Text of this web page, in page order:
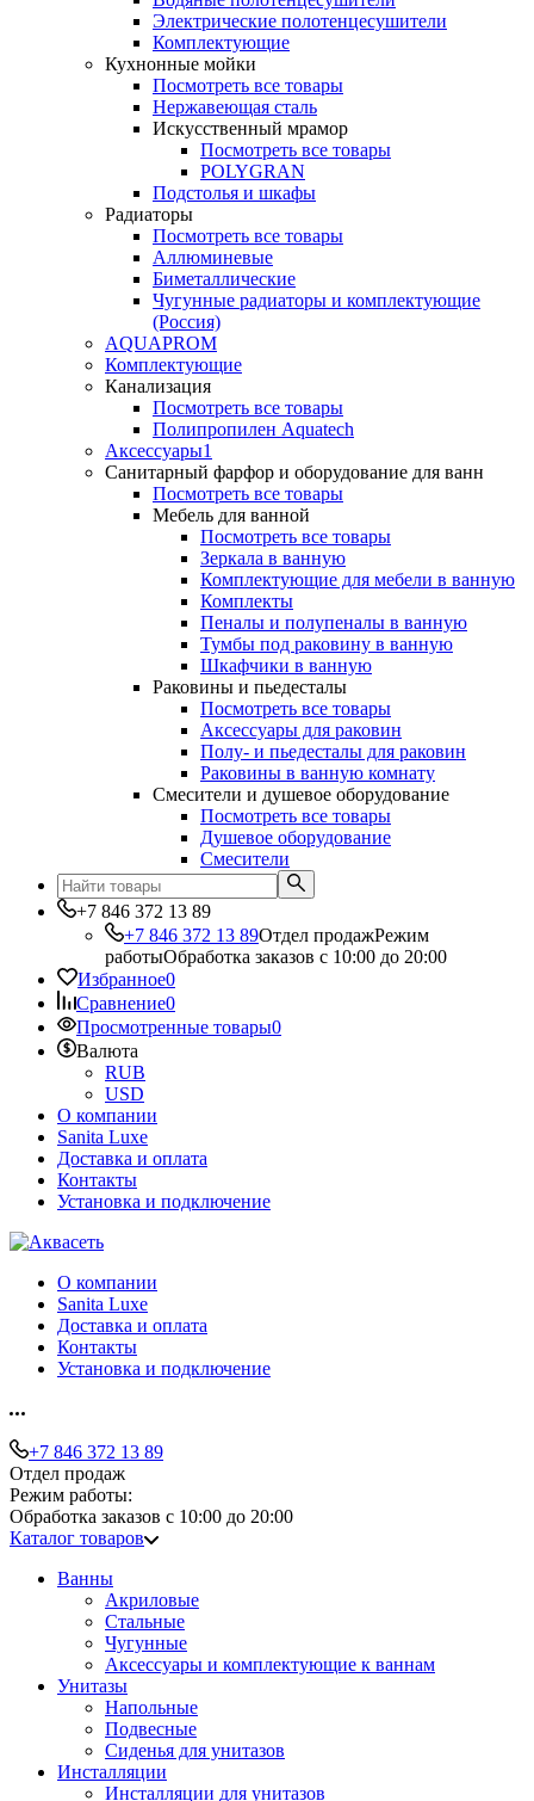
Электрические полотенцесушители
Комплектующие
Кухнонные мойки
Посмотреть все товары
Нержавеющая сталь
Искусственный мрамор
Посмотреть все товары
POLYGRAN
Подстолья и шкафы
Радиаторы
Посмотреть все товары
Аллюминевые
Биметаллические
Чугунные радиаторы и комплектующие
(Россия)
AQUAPROM
Комплектующие
Канализация
Посмотреть все товары
Полипропилен Aquatech
Аксессуары1
Санитарный фарфор и оборудование для ванн
Посмотреть все товары
Мебель для ванной
Посмотреть все товары
Зеркала в ванную
Комплектующие для мебели в ванную
Комплекты
Пеналы и полупеналы в ванную
Тумбы под раковину в ванную
Шкафчики в ванную
Раковины и пьедесталы
Посмотреть все товары
Аксессуары для раковин
Полу- и пьедесталы для раковин
Раковины в ванную комнату
Смесители и душевое оборудование
Посмотреть все товары
Душевое оборудование
Смесители
+7 846 372 13 89
+7 846 372 13 89Отдел продажРежим
работыОбработка заказов с 10:00 до 20:00
Избранное0
Сравнение0
Просмотренные товары0
Валюта
RUB
USD
О компании
Sanita Luxe
Доставка и оплата
Контакты
Установка и подключение
О компании
Sanita Luxe
Доставка и оплата
Контакты
Установка и подключение
+7 846 372 13 89
Отдел продаж
Режим работы:
Обработка заказов с 10:00 до 20:00
Каталог товаров
Ванны
Акриловые
Стальные
Чугунные
Аксессуары и комплектующие к ваннам
Унитазы
Напольные
Подвесные
Сиденья для унитазов
Инсталляции
Инсталляции для унитазов